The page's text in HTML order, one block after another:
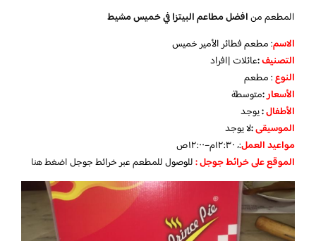
المطعم منافضل مطاعم البيتزا في خميس مشيط
الاسم: مطعم فطائر الأمير خميس
التصنيف:عائلات |افراد
النوع: مطعم
الأسعار:متوسطة
الأطفال:يوجد
الموسيقى:لايوجد
مواعيد العمل:، ١٢:٣٠م–١٢:٠٠ص
الموقع على خرائط جوجل :للوصول للمطعم عبر خرائط جوجلاضغط هنا